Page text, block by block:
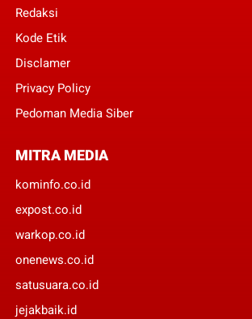
Redaksi
Kode Etik
Disclamer
Privacy Policy
Pedoman Media Siber
MITRA MEDIA
kominfo.co.id
expost.co.id
warkop.co.id
onenews.co.id
satusuara.co.id
jejakbaik.id